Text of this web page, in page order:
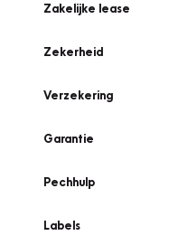
Zakelijke lease
Zekerheid
Verzekering
Garantie
Pechhulp
Labels